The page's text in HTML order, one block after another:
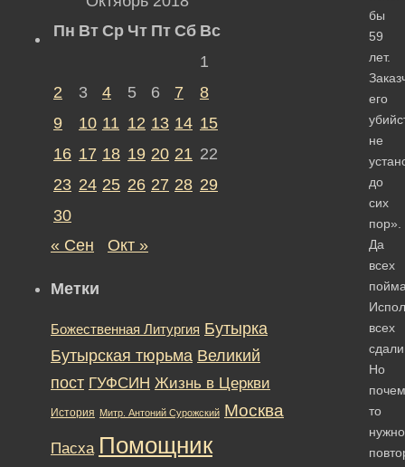
бы
59
лет.
его
не
до
сих
пор».
Да
всех
всех
Но
то
нужно
Пн Вт Ср Чт Пт Сб Вс
1
2
3 4 5 6 7
8
9
10 11 12 13 14 15
16 17 18 19 20 21 22
23 24 25 26 27 28 29
30
« Сен
Окт »
Метки
Божественная Литургия Бутырка
Бутырская тюрьма Великий
пост ГУФСИН Жизнь в Церкви
История Митр. Антоний Сурожский Москва
Пасха Помощник